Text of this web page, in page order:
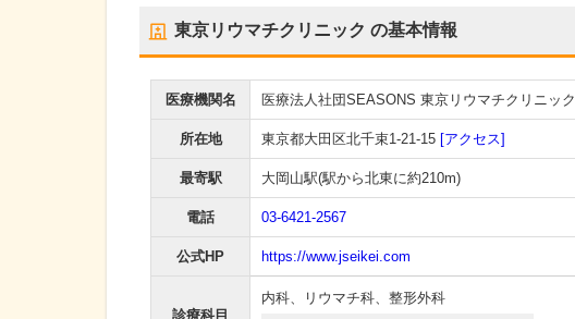
東京リウマチクリニック の基本情報
医療機関名 医療法人社団SEASONS 東京リウマチクリニック
所在地 東京都大田区北千束1-21-15 [アクセス]
最寄駅 大岡山駅(駅から北東に約210m)
電話 03-6421-2567
公式HP https://www.jseikei.com
診療科目
内科、 リウマチ科、 整形外科